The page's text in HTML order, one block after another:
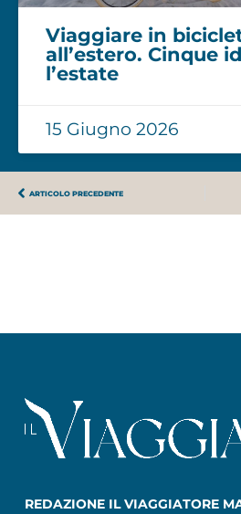
Viaggiare in
all’estero. Cinque
l’estate
15 Giugno 2026
ARTICOLO PRECEDENTE
REDAZIONE IL VIAGGIATORE